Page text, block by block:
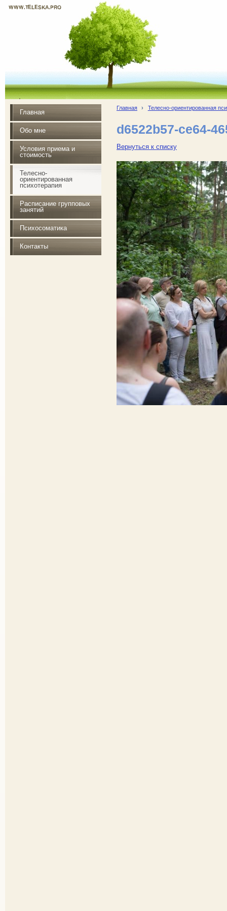
Почувствуй радость жизни
WWW.TELESKA.PRO
Главная
Обо мне
Условия приема и
стоимость
Телесно-
ориентированная
психотерапия
Расписание групповых
занятий
Психосоматика
Контакты
Главная › Телесно-ориентированная
d6522b57-ce64-
Вернуться к списку